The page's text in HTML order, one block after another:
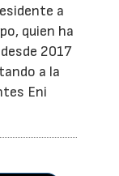
a
quien ha
2017
a la
Eni